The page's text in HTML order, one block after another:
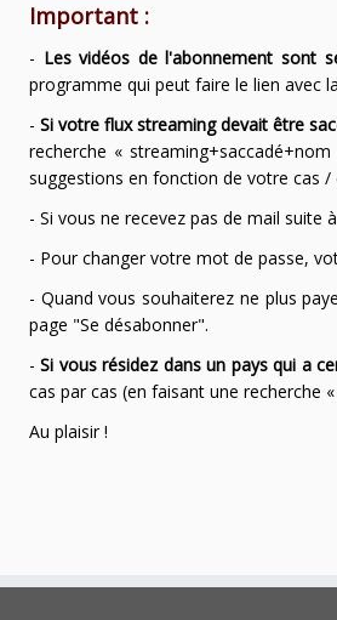
Important :
- Les vidéos de l'abonnement sont
programme qui peut faire le lien avec
- Si votre flux streaming devait être
recherche «
suggestions en fonction de votre cas
- Si vous ne recevez pas de mail suite
- Pour changer votre mot de passe,
- Quand vous souhaiterez ne plus
page "Se désabonner".
-Si vous résidez dans un pays qui a
cas par cas (en faisant une recherche
Au plaisir !